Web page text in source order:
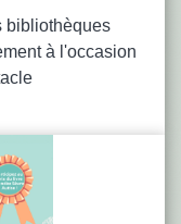
bibliothèques
à l'occasion